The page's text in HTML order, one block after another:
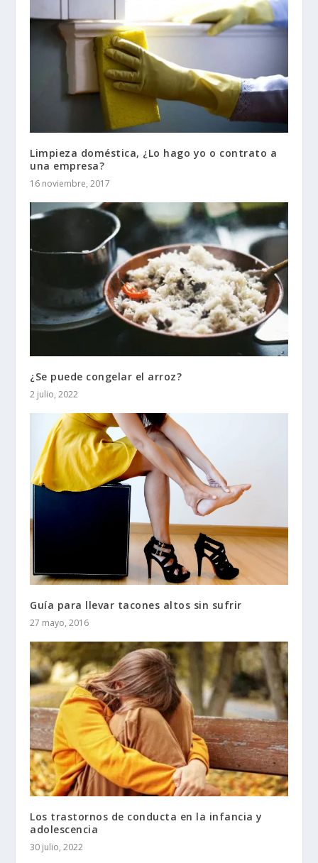
Limpieza doméstica, ¿Lo hago yo o contrato a
una empresa?
16 noviembre, 2017
¿Se puede congelar el arroz?
2 julio, 2022
Guía para llevar tacones altos sin sufrir
27 mayo, 2016
Los trastornos de conducta en la infancia y
adolescencia
30 julio, 2022